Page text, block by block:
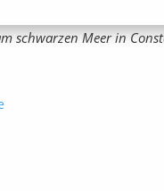
schwarzen Meer in